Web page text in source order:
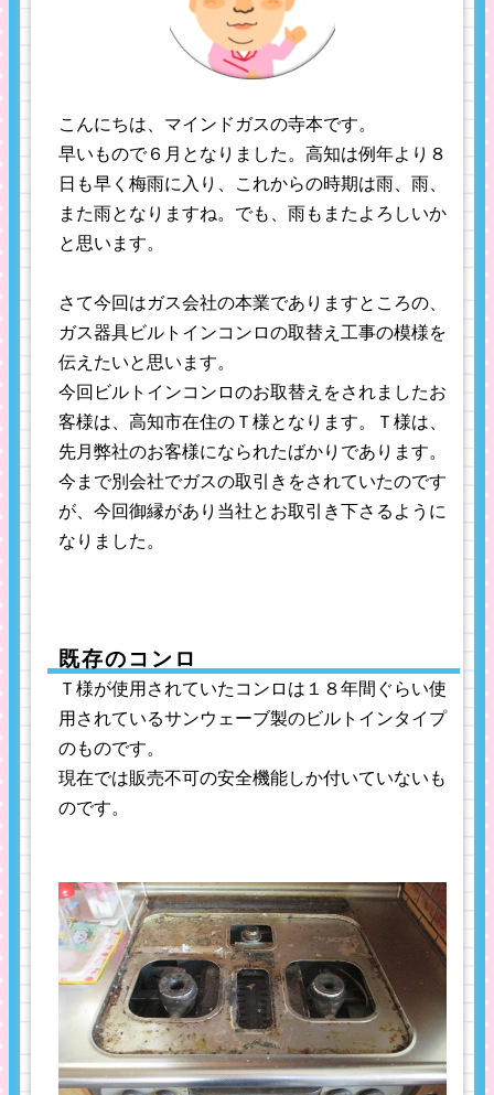
こんにちは、マインドガスの寺本です。
早いもので６月となりました。高知は例年より８
日も早く梅雨に入り、これからの時期は雨、雨、
また雨となりますね。でも、雨もまたよろしいか
と思います。
さて今回はガス会社の本業でありますところの、
ガス器具ビルトインコンロの取替え工事の模様を
伝えたいと思います。
今回ビルトインコンロのお取替えをされましたお
客様は、高知市在住のＴ様となります。Ｔ様は、
先月弊社のお客様になられたばかりであります。
今まで別会社でガスの取引きをされていたのです
が、今回御縁があり当社とお取引き下さるように
なりました。
既存のコンロ
Ｔ様が使用されていたコンロは１８年間ぐらい使
用されているサンウェーブ製のビルトインタイプ
のものです。
現在では販売不可の安全機能しか付いていないも
のです。